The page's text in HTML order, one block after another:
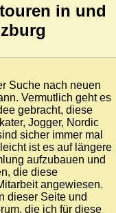
in und
Suche nach neuen
Vermutlich geht es
gebracht, diese
Jogger, Nordic
sicher immer mal
ist es auf längere
aufzubauen und
die diese
angewiesen.
dieser Seite und
, die ich für diese